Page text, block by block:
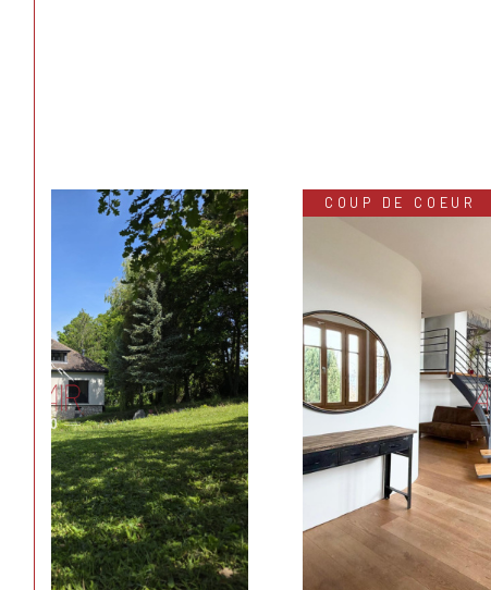
COUP DE COEUR